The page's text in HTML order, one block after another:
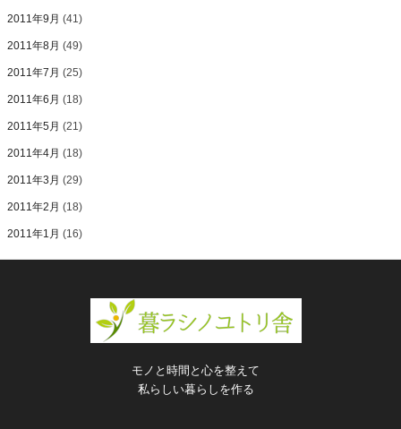
2011年9月 (41)
2011年8月 (49)
2011年7月 (25)
2011年6月 (18)
2011年5月 (21)
2011年4月 (18)
2011年3月 (29)
2011年2月 (18)
2011年1月 (16)
モノと時間と心を整えて
私らしい暮らしを作る